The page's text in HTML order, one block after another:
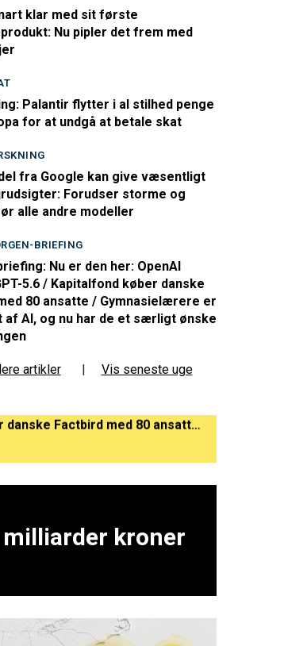
klar med sit første
Nu pipler det frem med
Palantir flytter i al stilhed penge
for at undgå at betale skat
fra Google kan give væsentligt
Forudser storme og
alle andre modeller
BRIEFING
Nu er den her: OpenAI
5.6 / Kapitalfond køber danske
80 ansatte / Gymnasielærere er
af AI, og nu har de et særligt ønske
artikler | Vis seneste uge
kroner